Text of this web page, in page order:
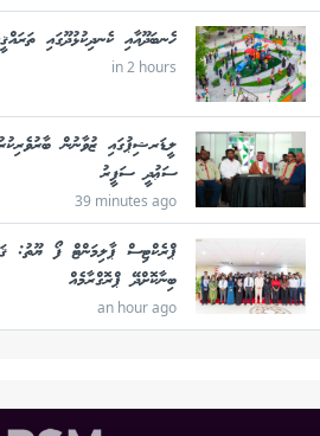
ހެނބަދޫއާއި ކެނދިކުޅުދޫގައި
in 2 hours
ލީޑަރޝިޕުގައި ޒުވާނުން
ސަޢުދީ ސަފީރު
39 minutes ago
ޕްރެކްޓިސް ޕާލިމަންޓް ފޯ ޔޫތު:
ބިނާކޮށްދޭ ޕްރޮގްރާމެއް
an hour ago